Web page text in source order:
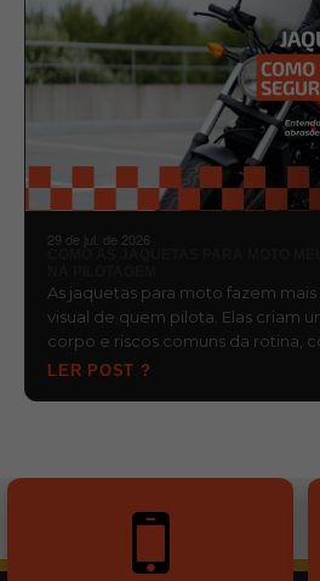
29 de jul. de 2026
As jaquetas para moto fazem
visual de quem pilota. Elas criam
corpo e riscos comuns da rotina,
LER POST ?